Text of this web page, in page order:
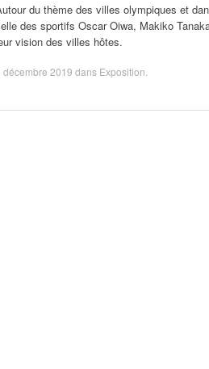
du thème des villes olympiques et
des sportifs Oscar Oiwa, Makiko
vision des villes hôtes.
décembre 2019 dans Exposition